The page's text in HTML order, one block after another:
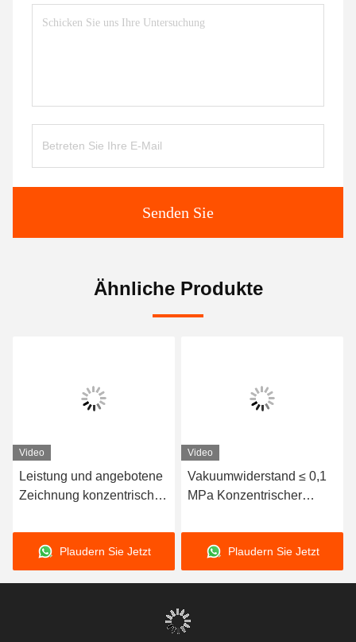
Senden Sie
Ähnliche Produkte
Video
Leistung und angebotene
Zeichnung konzentrischer
horizontaler/vertikaler
AnlagentypePlaudern Sie Jetzt
Video
Vakuumwiderstand ≤ 0,1
MPa Konzentrischer
Abwasserwiderstand
Plaudern Sie Jetzt